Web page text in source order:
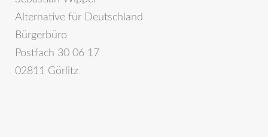
Alternative für Deutschland
Bürgerbüro
Postfach 30 06 17
02811 Görlitz